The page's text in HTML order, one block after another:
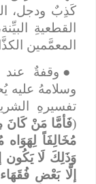
كَذِبٌ ودجل،
القطعيةِ
المعمَّمين
●وقفةٌ عند
وسلامهُ عليه
فَأمَّا مَنْ كَانَ
مُخَالِفَاً لِهَوَاه
وَذَلِكَ لَا يَكُون
إلَّا بَعْض